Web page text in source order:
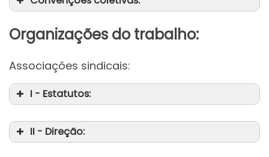
Organizações do trabalho:
Associações sindicais:
I - Estatutos:
II - Direção: